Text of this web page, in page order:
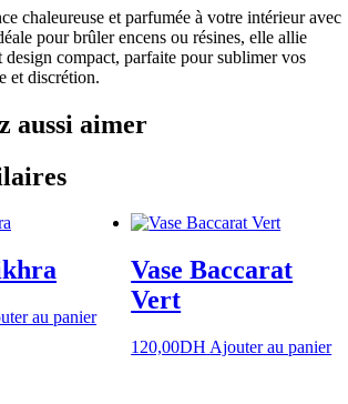
chaleureuse et parfumée à votre intérieur avec
pour brûler encens ou résines, elle allie
design compact, parfaite pour sublimer vos
et discrétion.
aussi aimer
au panier
Vase Baccarat
Vert
120,00DH Ajouter au panier